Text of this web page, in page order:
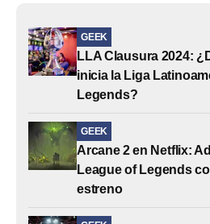
GEEK
LLA Clausura 2024:
inicia la Liga
Legends?
GEEK
Arcane 2 en Netflix:
League of Legends
estreno